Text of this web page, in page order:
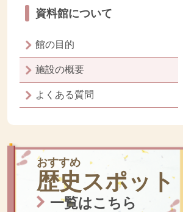
資料館について
館の目的
施設の概要
よくある質問
おすすめ
歴史スポット
一覧はこちら